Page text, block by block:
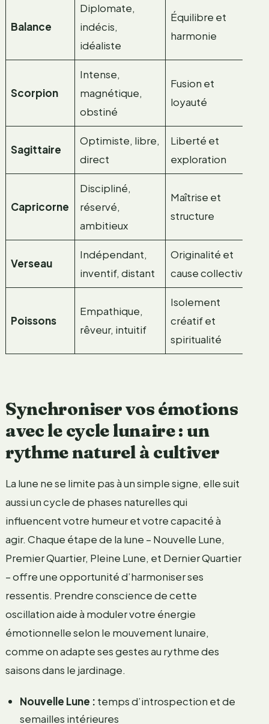
Balance
Diplomate,
indécis,
idéaliste
Équilibre et
harmonie
Scorpion
Intense,
magnétique,
obstiné
Fusion et
loyauté
Sagittaire
Optimiste, libre,
direct
Liberté et
exploration
Capricorne
Discipliné,
réservé,
ambitieux
Maîtrise et
structure
Verseau
Indépendant,
inventif, distant
Originalité et
cause collective
Poissons
Empathique,
rêveur, intuitif
Isolement
créatif et
spiritualité
Synchroniser vos émotions
avec le cycle lunaire : un
rythme naturel à cultiver
La lune ne se limite pas à un simple signe, elle suit
aussi un cycle de phases naturelles qui
influencent votre humeur et votre capacité à
agir. Chaque étape de la lune – Nouvelle Lune,
Premier Quartier, Pleine Lune, et Dernier Quartier
– offre une opportunité d’harmoniser ses
ressentis. Prendre conscience de cette
oscillation aide à moduler votre énergie
émotionnelle selon le mouvement lunaire,
comme on adapte ses gestes au rythme des
saisons dans le jardinage.
Nouvelle Lune : temps d’introspection et de
semailles intérieures